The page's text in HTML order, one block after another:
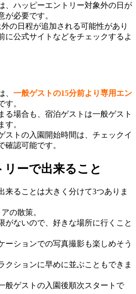
、ハッピーエントリー対象外の日が
が必要です。
の日程が追加される可能性があり
に公式サイトなどをチェックするよ
、 一般ゲストの15分前より専用エン
す。
る場合も、宿泊ゲストは一般ゲスト
す。
ストの入園開始時間は、チェックイ
確認可能です。
ーで出来ること
来ることは大きく分けて3つありま
の散策。
がないので、好きな場所に行くこと
ーションでの写真撮影も楽しめそう
クションに早めに並ぶこともできま
般ゲストの入園後順次スタートで